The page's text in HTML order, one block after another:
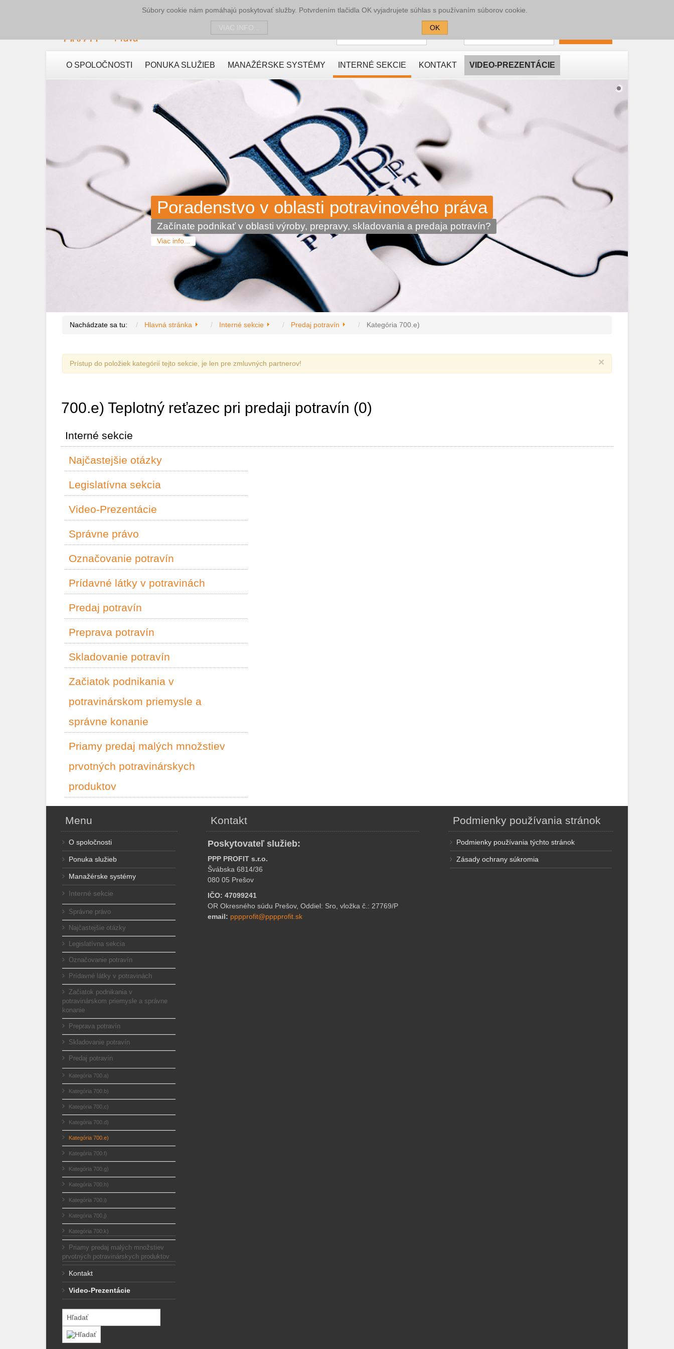
Súbory cookie nám pomáhajú poskytovať služby. Potvrdením tlačidla OK vyjadrujete súhlas s používaním súborov cookie.
OK
Prihlásenie
Používateľské meno Heslo
O SPOLOČNOSTI PONUKA SLUŽIEB MANAŽÉRSKE SYSTÉMY INTERNÉ SEKCIE KONTAKT VIDEO-PREZENTÁCIE
Poradenstvo v oblasti potravinového práva
Začínate podnikať v oblasti výroby, prepravy, skladovania a predaja potravín?
Viac info...
Nachádzate sa tu: Hlavná stránka Interné sekcie Predaj potravín Kategória 700.e)
×
Prístup do položiek kategórií tejto sekcie, je len pre zmluvných partnerov!
700.e) Teplotný reťazec pri predaji potravín (0)
Interné sekcie
Najčastejšie otázky
Legislatívna sekcia
Video-Prezentácie
Správne právo
Označovanie potravín
Prídavné látky v potravinách
Predaj potravín
Preprava potravín
Skladovanie potravín
Začiatok podnikania v
potravinárskom priemysle a
správne konanie
Priamy predaj malých množstiev
prvotných potravinárskych
produktov
Menu
O spoločnosti
Ponuka služieb
Manažérske systémy
Interné sekcie
Správne právo
Najčastejšie otázky
Legislatívna sekcia
Označovanie potravín
Prídavné látky v potravinách
Začiatok podnikania v
potravinárskom priemysle a správne
konanie
Preprava potravín
Skladovanie potravín
Predaj potravín
Kategória 700.a)
Kategória 700.b)
Kategória 700.c)
Kategória 700.d)
Kategória 700.e)
Kategória 700.f)
Kategória 700.g)
Kategória 700.h)
Kategória 700.i)
Kategória 700.j)
Kategória 700.k)
Priamy predaj malých množstiev
prvotných potravinárskych produktov
Kontakt
Video-Prezentácie
Kontakt
Poskytovateľ služieb:
PPP PROFIT s.r.o.
Švábska 6814/36
080 05 Prešov
IČO: 47099241
OR Okresného súdu Prešov, Oddiel: Sro, vložka č.: 27769/P
email: pppprofit@pppprofit.sk
Podmienky používania stránok
Podmienky používania týchto stránok
Zásady ochrany súkromia